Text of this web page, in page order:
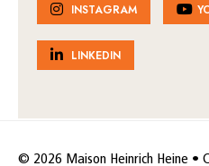
INSTAGRAM
LINKEDIN
© 2026 Maison Heinrich Heine •